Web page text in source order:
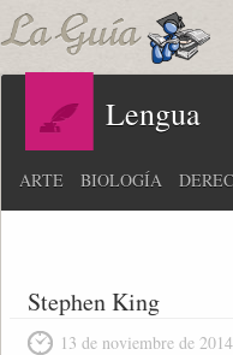
Lengua
ARTE BIOLOGÍA
Stephen King
13 de noviembre de 2014